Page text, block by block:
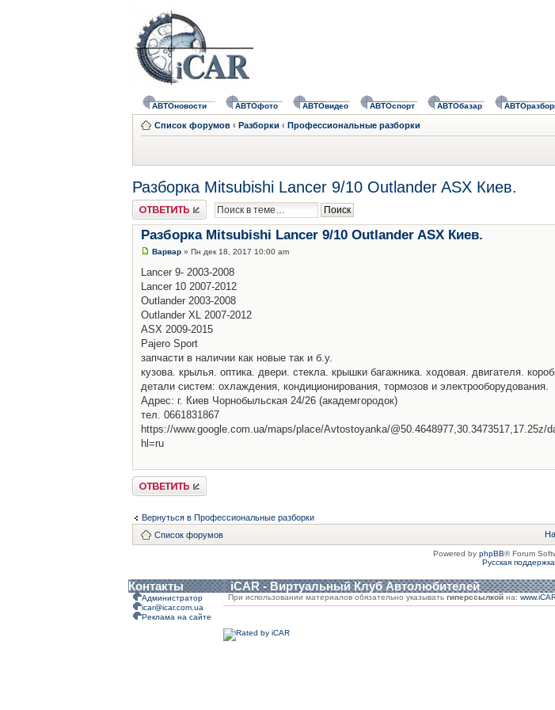
АВТОновости АВТОфото АВТОвидео АВТОспорт АВТОбазар
Список форумов ‹ Разборки ‹ Профессиональные разборки
Разборка Mitsubishi Lancer 9/10 Outlander ASX Киев.
Ответить
Разборка Mitsubishi Lancer 9/10 Outlander ASX Киев.
Варвар » Пн дек 18, 2017 10:00 am
Lancer 9- 2003-2008
Lancer 10 2007-2012
Outlander 2003-2008
Outlander XL 2007-2012
ASX 2009-2015
Pajero Sport
запчасти в наличии как новые так и б.у.
кузова. крылья. оптика. двери. стекла. крышки багажника. ходовая. двигателя.
детали систем: охлаждения, кондиционирования, тормозов и электрооборудования.
Адрес: г. Киев Чорнобыльская 24/26 (академгородок)
тел. 0661831867
https://www.google.com.ua/maps/place/Avtostoyanka/@50.4648977,30.3473517,17.25z/
hl=ru
Ответить
Вернуться в Профессиональные разборки
Список форумов
Powered by phpBB® Forum
Русская
Контакты iCAR - Виртуальный Клуб Автолюбителей
Администратор
icar@icar.com.ua
Реклама на сайте
При использовании материалов обязательно указывать гиперссылкой на: